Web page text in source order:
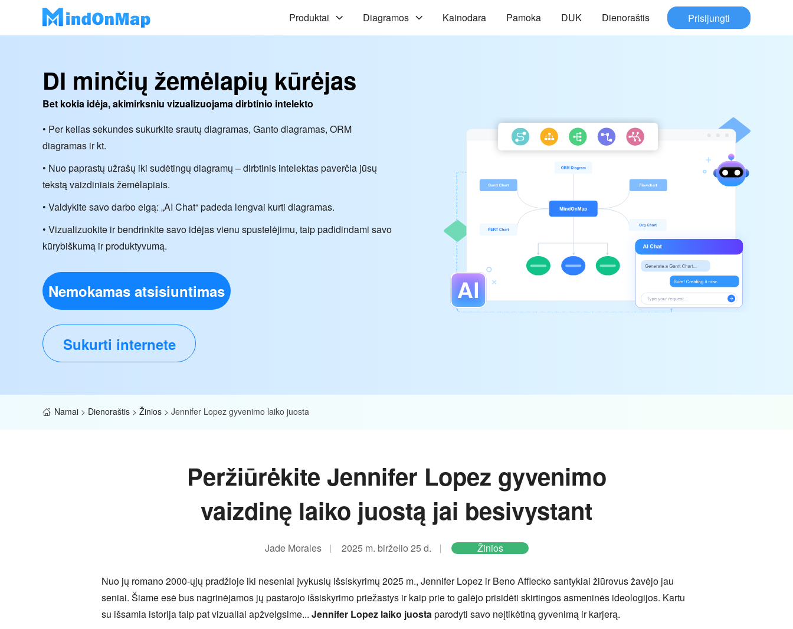
Produktai Diagramos Kainodara Pamoka DUK Dienoraštis Prisijungti
DI minčių žemėlapių kūrėjas
Bet kokia idėja, akimirksniu vizualizuojama dirbtinio intelekto
• Per kelias sekundes sukurkite srautų diagramas, Ganto diagramas, ORM
diagramas ir kt.
• Nuo paprastų užrašų iki sudėtingų diagramų – dirbtinis intelektas paverčia jūsų
tekstą vaizdiniais žemėlapiais.
• Valdykite savo darbo eigą: „AI Chat“ padeda lengvai kurti diagramas.
• Vizualizuokite ir bendrinkite savo idėjas vienu spustelėjimu, taip padidindami savo
kūrybiškumą ir produktyvumą.
Nemokamas atsisiuntimas
Sukurti internete
Namai > Dienoraštis > Žinios > Jennifer Lopez gyvenimo laiko juosta
Peržiūrėkite Jennifer Lopez gyvenimo
vaizdinę laiko juostą jai besivystant
Jade Morales 2025 m. birželio 25 d. Žinios
Nuo jų romano 2000-ųjų pradžioje iki neseniai įvykusių išsiskyrimų 2025 m., Jennifer Lopez ir Beno Afflecko santykiai žiūrovus žavėjo jau
seniai. Šiame esė bus nagrinėjamos jų pastarojo išsiskyrimo priežastys ir kaip prie to galėjo prisidėti skirtingos asmeninės ideologijos. Kartu
su išsamia istorija taip pat vizualiai apžvelgsime... Jennifer Lopez laiko juostaparodyti savo neįtikėtiną gyvenimą ir karjerą.